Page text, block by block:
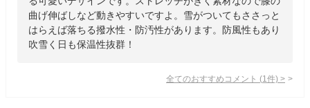
曲げ伸ばしなど動きやすいですよ。雪がついてもささっと
はらえば落ちる撥水性・防汚性があります。防風性もあり
吹雪く日も保温性抜群！
全てのおすすめコメント (1 件) >